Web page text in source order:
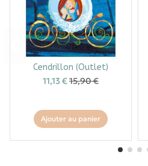
Cendrillon (Outlet)
11,13 €15,90 €
Ajouter au panier